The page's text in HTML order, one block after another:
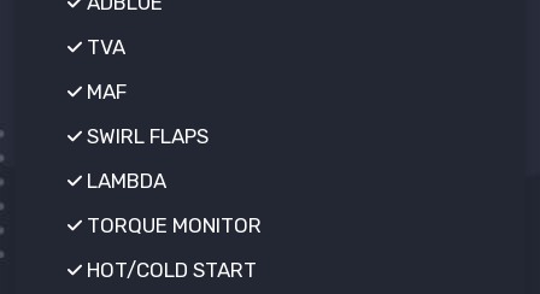
TVA
MAF
SWIRL FLAPS
LAMBDA
TORQUE MONITOR
HOT/COLD START